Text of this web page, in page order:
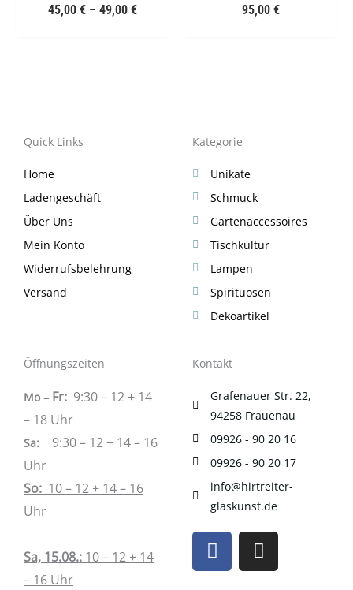
45,00 €– 49,00 € 95,00 €
Quick Links
Home
Ladengeschäft
Über Uns
Mein Konto
Widerrufsbelehrung
Versand
Kategorie
Unikate
Schmuck
Gartenaccessoires
Tischkultur
Lampen
Spirituosen
Dekoartikel
Öffnungszeiten
Mo – Fr: 9:30 – 12 + 14
– 18 Uhr
Sa: 9:30 – 12 + 14 – 16
Uhr
So: 10 – 12 + 14 – 16
Uhr
Sa, 15.08.: 10 – 12 + 14
– 16 Uhr
Kontakt
Grafenauer Str. 22,
94258 Frauenau
09926 - 90 20 16
09926 - 90 20 17
info@hirtreiter-
glaskunst.de
F
a
c
I
n
s